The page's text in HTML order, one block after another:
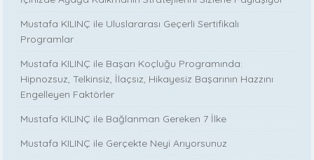
Mustafa KILINÇ ile Uluslararası Geçerli Sertifikalı
Programlar
Mustafa KILINÇ ile Başarı Koçluğu Programında:
Hipnozsuz, Telkinsiz, İlaçsız, Hikayesiz Başarının Hazzını
Engelleyen Faktörler
Mustafa KILINÇ ile Bağlanman Gereken 7 İlke
Mustafa KILINÇ ile Gerçekte Neyi Arıyorsunuz